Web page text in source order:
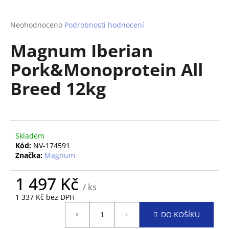
Průměrné
produktu
je
0,0
5
hvězdiček.
Neohodnoceno Podrobnosti hodnocení
Magnum Iberian
Pork&Monoprotein All
Breed 12kg
Skladem
Kód: NV-174591
Značka: Magnum
1 497 Kč / ks
1 337 Kč bez DPH
DO KOŠÍKU
j
t
?
HLEDAT
o
o